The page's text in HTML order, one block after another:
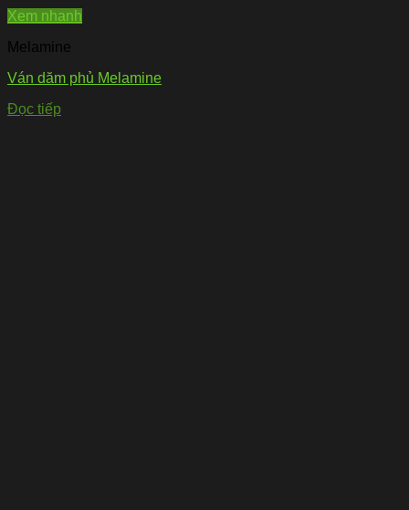
Xem nhanh
Melamine
Ván dăm phủ Melamine
Đọc tiếp